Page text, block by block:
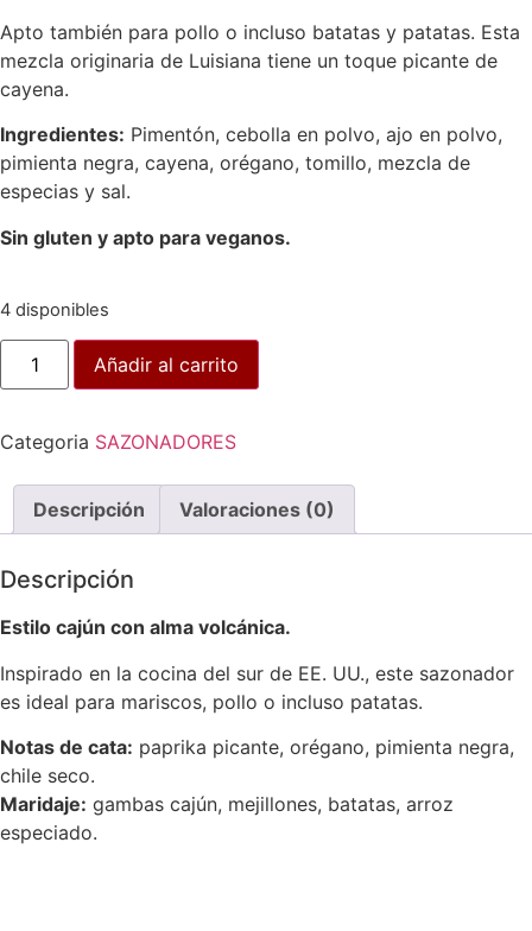
Apto también para pollo o incluso batatas y patatas. Esta
mezcla originaria de Luisiana tiene un toque picante de
cayena.
Ingredientes: Pimentón, cebolla en polvo, ajo en polvo,
pimienta negra, cayena, orégano, tomillo, mezcla de
especias y sal.
Sin gluten y apto para veganos.
4 disponibles
Añadir al carrito
Categoria SAZONADORES
Descripción Valoraciones (0)
Descripción
Estilo cajún con alma volcánica.
Inspirado en la cocina del sur de EE. UU., este sazonador
es ideal para mariscos, pollo o incluso patatas.
Notas de cata: paprika picante, orégano, pimienta negra,
chile seco.
Maridaje: gambas cajún, mejillones, batatas, arroz
especiado.